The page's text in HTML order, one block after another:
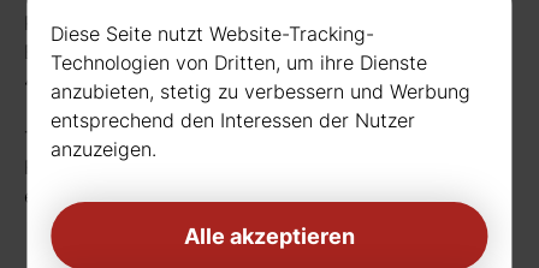
Rudat GmbH
Borussiastr. 26
44149 Dortmund
Telefon:
0231 656677
Fax: 0231 656990
eMail:info[at]rudat-gmbh.de
Diese Seite nutzt Website-Tracking-
Technologien von Dritten, um ihre Dienste
anzubieten, stetig zu verbessern und Werbung
entsprechend den Interessen der Nutzer
anzuzeigen.
Alle akzeptieren